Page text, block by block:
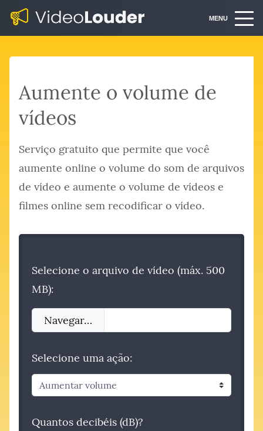
MENU
Aumente o volume de
vídeos
Serviço gratuito que permite que você
aumente online o volume do som de arquivos
de vídeo e aumente o volume de vídeos e
filmes online sem recodificar o vídeo.
Selecione o arquivo de vídeo (máx. 500
MB):
Navegar…
Selecione uma ação:
Quantos decibéis (dB)?